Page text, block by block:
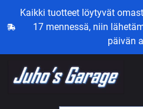
Kaikki tuotteet löytyvät
17 mennessä, niin
päivän